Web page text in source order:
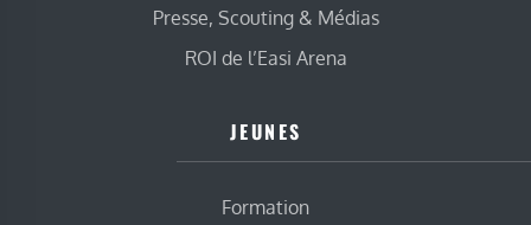
Presse, Scouting & Médias
ROI de l’Easi Arena
JEUNES
Formation